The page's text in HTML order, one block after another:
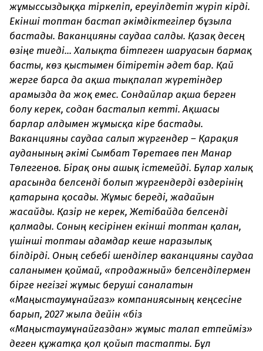
жұмыссыздыққа тіркеліп, ереуілдетіп жүріп кірді.
Екінші топтан бастап әкімдіктегілер бұзыла
бастады. Ваканцияны саудаға салды. Қазақ десең
өзіңе тиеді... Халықта бітпеген шаруасын бармақ
басты, көз қыстымен бітіретін әдет бар. Қай
жерге барса да ақша тықпалап жүретіндер
арамызда да жоқ емес. Сондайлар ақша берген
болу керек, содан басталып кетті. Ақшасы
барлар алдымен жұмысқа кіре бастады.
Ваканцияны саудаға салып жүргендер – Қарақия
ауданының әкімі Сымбат Төретаев пен Манар
Төлегенов. Бірақ оны ашық істемейді. Бұлар халық
арасында белсенді болып жүргендерді өздерінің
қатарына қосады. Жұмыс береді, жағдайын
жасайды. Қазір не керек, Жетібайда белсенді
қалмады. Соның кесірінен екінші топтан қалған,
үшінші топтағы адамдар кеше наразылық
білдірді. Оның себебі шенділер ваканцияны саудаға
салғанымен қоймай, «продажный» белсенділермен
бірге негізгі жұмыс беруші саналатын
«Маңғыстаумұнайгаз» компаниясының кеңсесіне
барып, 2027 жылға дейін «біз
«Маңғыстаумұнайгаздан» жұмыс талап етпейміз»
деген құжатқа қол қойып тастапты. Бұл